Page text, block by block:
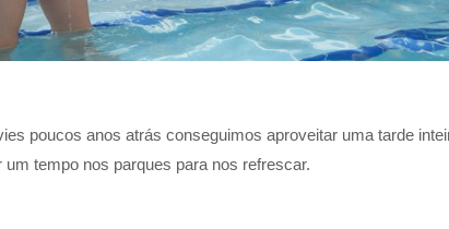
poucos anos atrás conseguimos aproveitar uma tarde
tempo nos parques para nos refrescar.